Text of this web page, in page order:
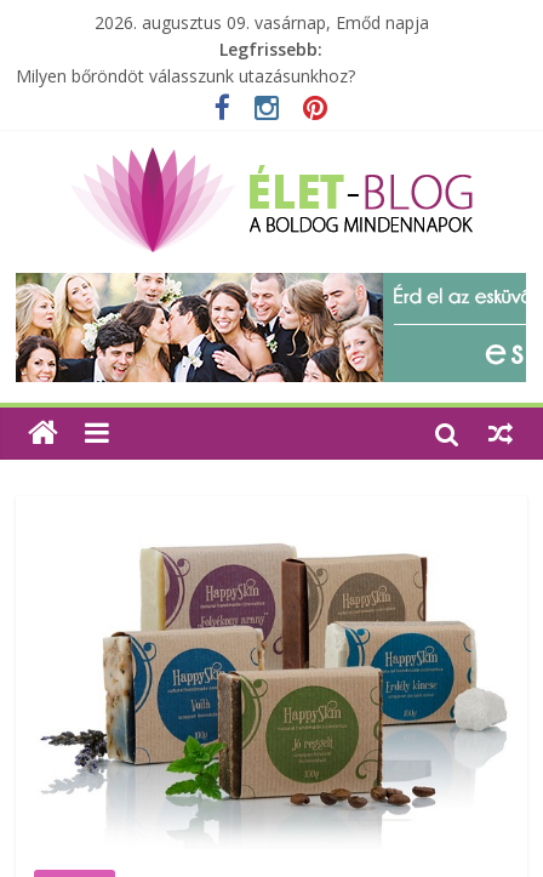
2026. augusztus 09. vasárnap, Emőd napja
Legfrissebb:
A zöld forradalom: A mosó- és parfümtermékek környezetbarát
szempontjainak erősítése
Milyen bőröndöt válasszunk utazásunkhoz?
Tartalék ajándék, amit szívesen megtartasz magadnak
Különleges tömörfa ládák Indiából